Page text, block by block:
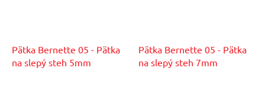
Pätka Bernette 05 - Pätka
na slepý steh 5mm
Pätka Bernette 05 - Pätka
na slepý steh 7mm